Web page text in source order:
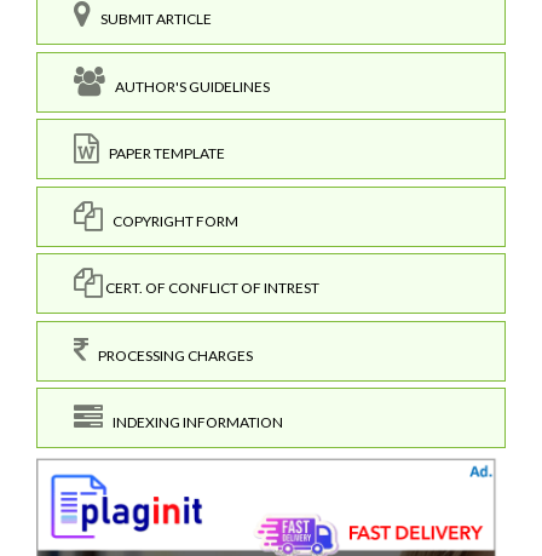
SUBMIT ARTICLE
AUTHOR'S GUIDELINES
PAPER TEMPLATE
COPYRIGHT FORM
CERT. OF CONFLICT OF INTREST
PROCESSING CHARGES
INDEXING INFORMATION